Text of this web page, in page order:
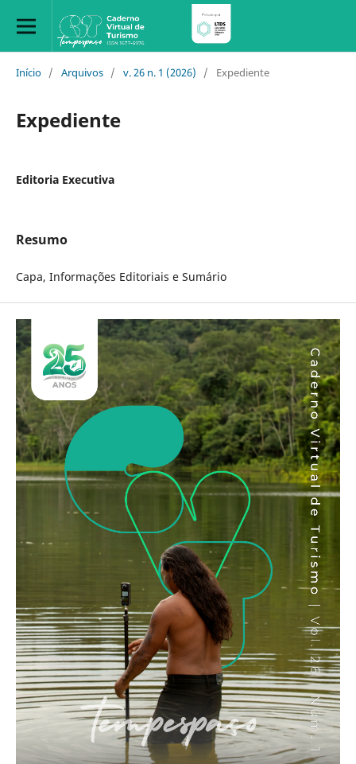
Início / Arquivos / v. 26 n. 1 (2026) / Expediente
Expediente
Editoria Executiva
Resumo
Capa, Informações Editoriais e Sumário